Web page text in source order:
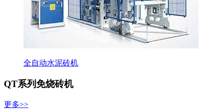
全自动水泥砖机
QT系列免烧砖机
更多>>